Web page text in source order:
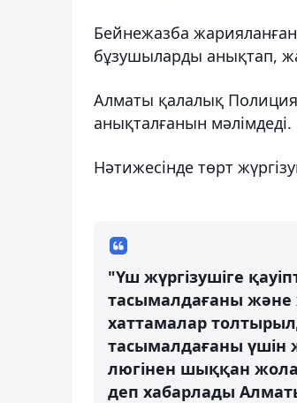
Бейнежазба
бұзушыларды анықтап,
Алматы қалалық
анықталғанын мәлімдеді.
Нәтижесінде төрт
"Үш жүргізушіге
тасымалдағаны және
хаттамалар
тасымалдағаны үшін
люгінен шыққан
деп хабарлады